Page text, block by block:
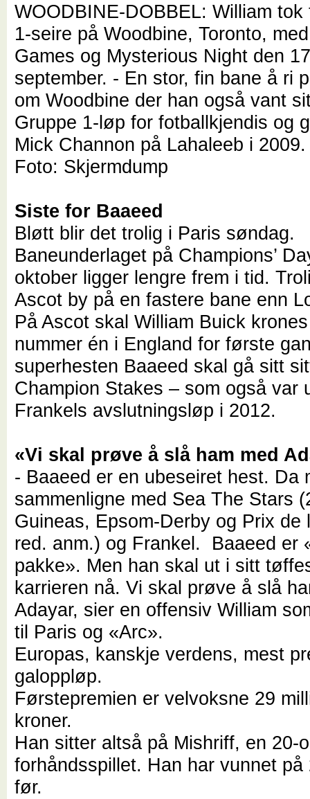
WOODBINE-DOBBEL: William tok
1-seire på Woodbine, Toronto,
Games og Mysterious Night den
september. - En stor, fin bane å ri
om Woodbine der han også vant
Gruppe 1-løp for fotballkjendis og
Mick Channon på Lahaleeb i 2009.
Foto: Skjermdump
Siste for Baaeed
Bløtt blir det trolig i Paris søndag.
Baneunderlaget på Champions’
oktober ligger lengre frem i tid.
Ascot by på en fastere bane enn
På Ascot skal William Buick
nummer én i England for første
superhesten Baaeed skal gå sitt
Champion Stakes – som også var
Frankels avslutningsløp i 2012.
«Vi skal prøve å slå ham med
- Baaeed er en ubeseiret hest. Da
sammenligne med Sea The Stars
Guineas, Epsom-Derby og Prix de
red. anm.) og Frankel. Baaeed er
pakke». Men han skal ut i sitt
karrieren nå. Vi skal prøve å slå
Adayar, sier en offensiv William
til Paris og «Arc».
Europas, kanskje verdens, mest
galoppløp.
Førstepremien er velvoksne 29
kroner.
Han sitter altså på Mishriff, en 20-
forhåndsspillet. Han har vunnet på
før.